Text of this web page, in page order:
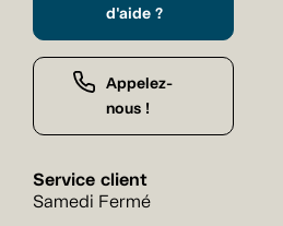
d'aide ?
Appelez-
nous !
Service client
Samedi Fermé